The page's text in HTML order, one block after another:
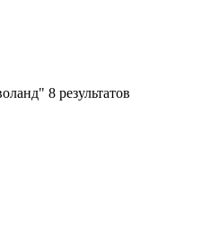
" 8 результатов